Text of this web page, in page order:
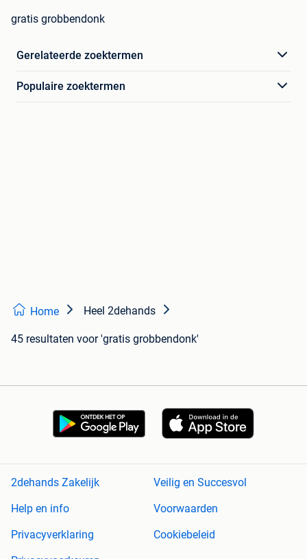
gratis grobbendonk
Gerelateerde zoektermen
Populaire zoektermen
Home Heel 2dehands
45 resultaten voor 'gratis grobbendonk'
2dehands Zakelijk
Veilig en Succesvol
Help en info
Voorwaarden
Privacyverklaring
Cookiebeleid